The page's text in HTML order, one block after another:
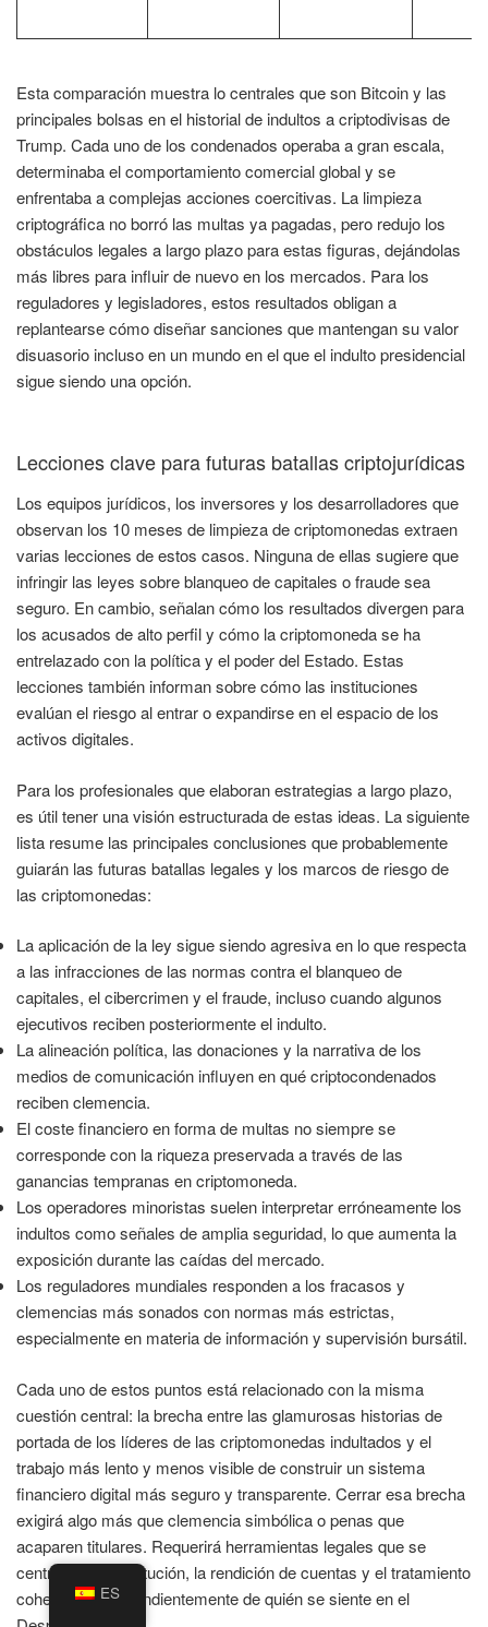
Esta comparación muestra lo centrales que son Bitcoin y las
principales bolsas en el historial de indultos a criptodivisas de
Trump. Cada uno de los condenados operaba a gran escala,
determinaba el comportamiento comercial global y se
enfrentaba a complejas acciones coercitivas. La limpieza
criptográfica no borró las multas ya pagadas, pero redujo los
obstáculos legales a largo plazo para estas figuras, dejándolas
más libres para influir de nuevo en los mercados. Para los
reguladores y legisladores, estos resultados obligan a
replantearse cómo diseñar sanciones que mantengan su valor
disuasorio incluso en un mundo en el que el indulto presidencial
sigue siendo una opción.
Lecciones clave para futuras batallas criptojurídicas
Los equipos jurídicos, los inversores y los desarrolladores que
observan los 10 meses de limpieza de criptomonedas extraen
varias lecciones de estos casos. Ninguna de ellas sugiere que
infringir las leyes sobre blanqueo de capitales o fraude sea
seguro. En cambio, señalan cómo los resultados divergen para
los acusados de alto perfil y cómo la criptomoneda se ha
entrelazado con la política y el poder del Estado. Estas
lecciones también informan sobre cómo las instituciones
evalúan el riesgo al entrar o expandirse en el espacio de los
activos digitales.
Para los profesionales que elaboran estrategias a largo plazo,
es útil tener una visión estructurada de estas ideas. La siguiente
lista resume las principales conclusiones que probablemente
guiarán las futuras batallas legales y los marcos de riesgo de
las criptomonedas:
La aplicación de la ley sigue siendo agresiva en lo que respecta
a las infracciones de las normas contra el blanqueo de
capitales, el cibercrimen y el fraude, incluso cuando algunos
ejecutivos reciben posteriormente el indulto.
La alineación política, las donaciones y la narrativa de los
medios de comunicación influyen en qué criptocondenados
reciben clemencia.
El coste financiero en forma de multas no siempre se
corresponde con la riqueza preservada a través de las
ganancias tempranas en criptomoneda.
Los operadores minoristas suelen interpretar erróneamente los
indultos como señales de amplia seguridad, lo que aumenta la
exposición durante las caídas del mercado.
Los reguladores mundiales responden a los fracasos y
clemencias más sonados con normas más estrictas,
especialmente en materia de información y supervisión bursátil.
Cada uno de estos puntos está relacionado con la misma
cuestión central: la brecha entre las glamurosas historias de
portada de los líderes de las criptomonedas indultados y el
trabajo más lento y menos visible de construir un sistema
financiero digital más seguro y transparente. Cerrar esa brecha
exigirá algo más que clemencia simbólica o penas que
acaparen titulares. Requerirá herramientas legales que se
centren en la restitución, la rendición de cuentas y el tratamiento
coherente, independientemente de quién se siente en el
ES